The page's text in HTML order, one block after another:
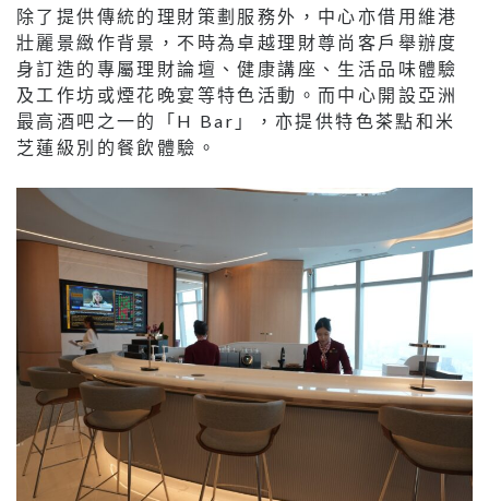
除了提供傳統的理財策劃服務外，中心亦借用維港
壯麗景緻作背景，不時為卓越理財尊尚客戶舉辦度
身訂造的專屬理財論壇、健康講座、生活品味體驗
及工作坊或煙花晚宴等特色活動。而中心開設亞洲
最高酒吧之一的「H Bar」，亦提供特色茶點和米
芝蓮級別的餐飲體驗。